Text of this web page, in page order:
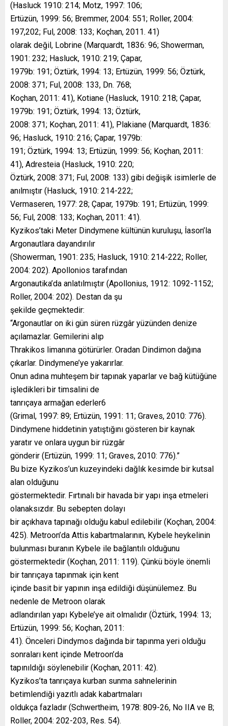
(Hasluck 1910: 214; Motz, 1997: 106;
Ertüzün, 1999: 56; Bremmer, 2004: 551; Roller, 2004:
197,202; Ful, 2008: 133; Koçhan, 2011. 41)
olarak değil, Lobrine (Marquardt, 1836: 96; Showerman,
1901: 232; Hasluck, 1910: 219; Çapar,
1979b: 191; Öztürk, 1994: 13; Ertüzün, 1999: 56; Öztürk,
2008: 371; Ful, 2008: 133, Dn. 768;
Koçhan, 2011: 41), Kotiane (Hasluck, 1910: 218; Çapar,
1979b: 191; Öztürk, 1994: 13; Öztürk,
2008: 371; Koçhan, 2011: 41), Plakiane (Marquardt, 1836:
96; Hasluck, 1910: 216; Çapar, 1979b:
191; Öztürk, 1994: 13; Ertüzün, 1999: 56; Koçhan, 2011:
41), Adresteia (Hasluck, 1910: 220;
Öztürk, 2008: 371; Ful, 2008: 133) gibi değişik isimlerle de
anılmıştır (Hasluck, 1910: 214-222;
Vermaseren, 1977: 28; Çapar, 1979b: 191; Ertüzün, 1999:
56; Ful, 2008: 133; Koçhan, 2011: 41).
Kyzikos’taki Meter Dindymene kültünün kuruluşu, İason’la
Argonautlara dayandırılır
(Showerman, 1901: 235; Hasluck, 1910: 214-222; Roller,
2004: 202). Apollonios tarafından
Argonautika’da anlatılmıştır (Apollonius, 1912: 1092-1152;
Roller, 2004: 202). Destan da şu
şekilde geçmektedir:
“Argonautlar on iki gün süren rüzgâr yüzünden denize
açılamazlar. Gemilerini alıp
Thrakikos limanına götürürler. Oradan Dindimon dağına
çıkarlar. Dindymene’ye yakarırlar.
Onun adına muhteşem bir tapınak yaparlar ve bağ kütüğüne
işledikleri bir timsalini de
tanrıçaya armağan ederler6
(Grimal, 1997: 89; Ertüzün, 1991: 11; Graves, 2010: 776).
Dindymene hiddetinin yatıştığını gösteren bir kaynak
yaratır ve onlara uygun bir rüzgâr
gönderir (Ertüzün, 1999: 11; Graves, 2010: 776).”
Bu bize Kyzikos’un kuzeyindeki dağlık kesimde bir kutsal
alan olduğunu
göstermektedir. Fırtınalı bir havada bir yapı inşa etmeleri
olanaksızdır. Bu sebepten dolayı
bir açıkhava tapınağı olduğu kabul edilebilir (Koçhan, 2004:
425). Metroon’da Attis kabartmalarının, Kybele heykelinin
bulunması buranın Kybele ile bağlantılı olduğunu
göstermektedir (Koçhan, 2011: 119). Çünkü böyle önemli
bir tanrıçaya tapınmak için kent
içinde basit bir yapının inşa edildiği düşünülemez. Bu
nedenle de Metroon olarak
adlandırılan yapı Kybele’ye ait olmalıdır (Öztürk, 1994: 13;
Ertüzün, 1999: 56; Koçhan, 2011:
41). Önceleri Dindymos dağında bir tapınma yeri olduğu
sonraları kent içinde Metroon’da
tapınıldığı söylenebilir (Koçhan, 2011: 42).
Kyzikos’ta tanrıçaya kurban sunma sahnelerinin
betimlendiği yazıtlı adak kabartmaları
oldukça fazladır (Schwertheim, 1978: 809-26, No IIA ve B;
Roller, 2004: 202-203, Res. 54).